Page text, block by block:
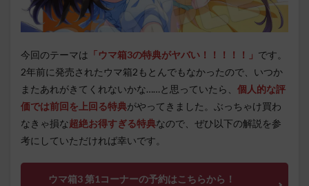
今回のテーマは 「ウマ箱3の特典がヤバい！！！！！」 です。
2年前に発売されたウマ箱2もとんでもなかったので、いつか
またあれがきてくれないかな……と思っていたら、 個人的な評
価では前回を上回る特典がやってきました。ぶっちゃけ買わ
なきゃ損な超絶お得すぎる特典なので、ぜひ以下の解説を参
考にしていただければ幸いです。
ウマ箱3 第1コーナーの予約はこちらから！